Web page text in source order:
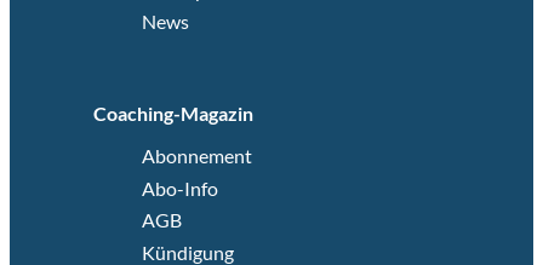
News
Coaching-Magazin
Abonnement
Abo-Info
AGB
Kündigung